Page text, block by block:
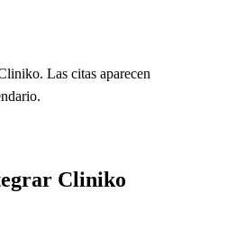
Las citas aparecen
Cliniko